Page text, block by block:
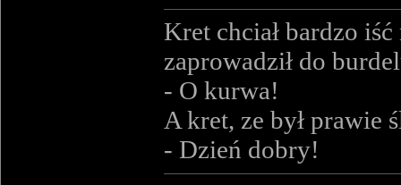
Kret chciał bardzo
zaprowadził do
- O kurwa!
A kret, ze był prawie
- Dzień dobry!